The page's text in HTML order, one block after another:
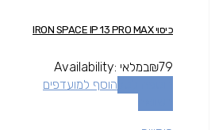
כיסוי IRON SPACE IP 13 PRO MAX
₪79
Availability: במלאי
הוסף למועדפים